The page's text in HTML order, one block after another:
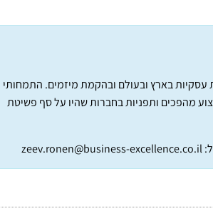
עסקיות בארץ ובעולם ובהקמת מיזמים. התמחותי
מהפכים ותפניות בחברות שהיו על סף פשיטת
zeev.ronen@business-excellence.co.il